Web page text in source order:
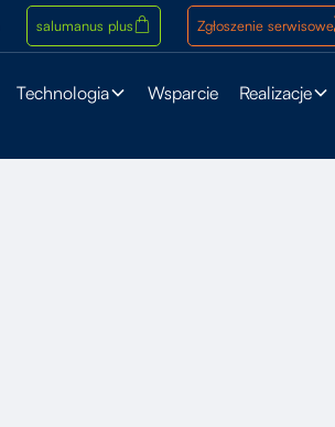
salumanus plus Zgłoszenie serwisowe
Technologia Wsparcie Realizacje